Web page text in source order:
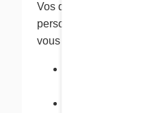
Vos droits d’accès à vos
personnels ne sont pas
vous refuser d’y accéder :